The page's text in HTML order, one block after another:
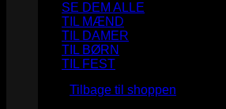
Ingen varer i kurven.
Tilbage til shoppen
SE DEM ALLE
TIL MÆND
TIL DAMER
TIL BØRN
TIL FEST